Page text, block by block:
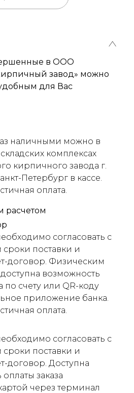
в ООО
завод» можно
для Вас
наличными можно в
комплексах
кирпичного завода г.
Петербург в кассе.
оплата.
расчетом
согласовать с
поставки и
договор. Физическим
возможность
по счету или QR-коду
приложение банка.
оплата.
согласовать с
поставки и
договор. Доступна
заказа
через терминал